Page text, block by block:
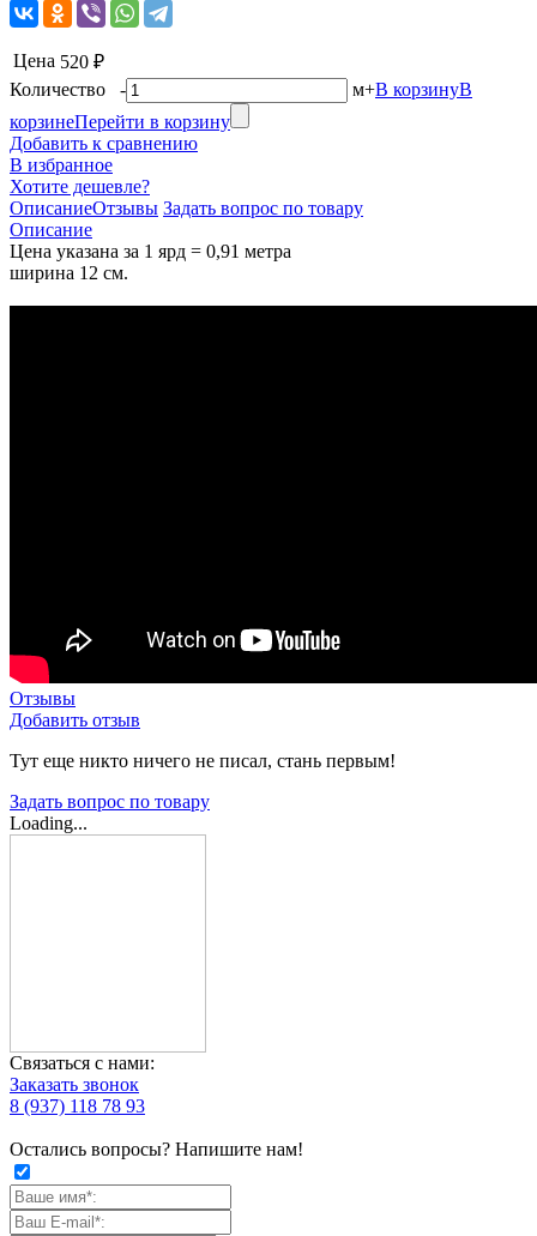
Цена 520 ₽
Количество - м+В корзинуВ
корзинеПерейти в корзину
Добавить к сравнению
В избранное
Хотите дешевле?
ОписаниеОтзывы Задать вопрос по товару
Описание
Цена указана за 1 ярд = 0,91 метра
ширина 12 см.
Отзывы
Добавить отзыв
Тут еще никто ничего не писал, стань первым!
Задать вопрос по товару
Loading...
Связаться с нами:
Заказать звонок
8 (937) 118 78 93
Остались вопросы? Напишите нам!